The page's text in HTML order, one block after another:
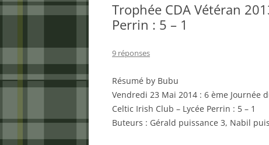
Trophée CDA Vétéran
Perrin : 5 – 1
9 réponses
Résumé by Bubu
Vendredi 23 Mai 2014 : 6 ème Journée
Celtic Irish Club – Lycée Perrin : 5 – 1
Buteurs : Gérald puissance 3, Nabil